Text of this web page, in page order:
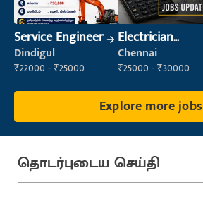
Service Engineer
Dindigul
₹22000 - ₹25000
Electrician
(Construction)
Chennai
₹25000 - ₹30000
Explore more jobs
தொடர்புடைய செய்தி